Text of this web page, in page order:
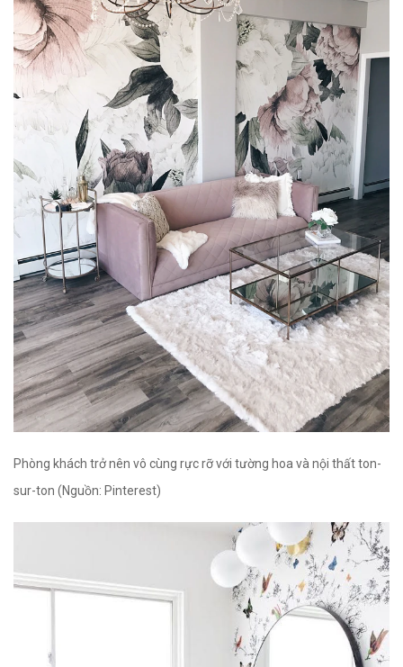
Phòng khách trở nên vô cùng rực rỡ với tường hoa và nội thất ton-
sur-ton (Nguồn: Pinterest)